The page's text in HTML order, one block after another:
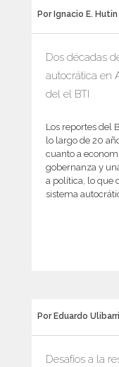
Por Ignacio E. Hutin
Dos décadas
autocrática en
del el BTI
Los reportes del
lo largo de 20
cuanto a
gobernanza y
a política, lo que
sistema
Por Eduardo Ulibarri
Desafíos a la